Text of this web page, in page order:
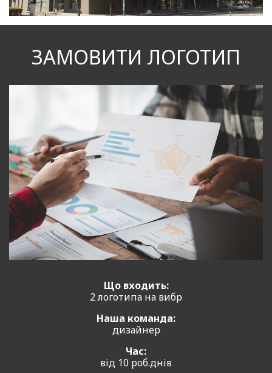
ЗАМОВИТИ ЛОГОТИП
Що входить:
2 логотипа на вибр
Наша команда:
дизайнер
Час:
від 10 роб.днів